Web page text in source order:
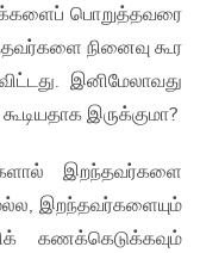
பொறுத்தவரை
நினைவு கூர
இனிமேலாவது
இருக்குமா?
இறந்தவர்களை
இறந்தவர்களையும்
கணக்கெடுக்கவும்